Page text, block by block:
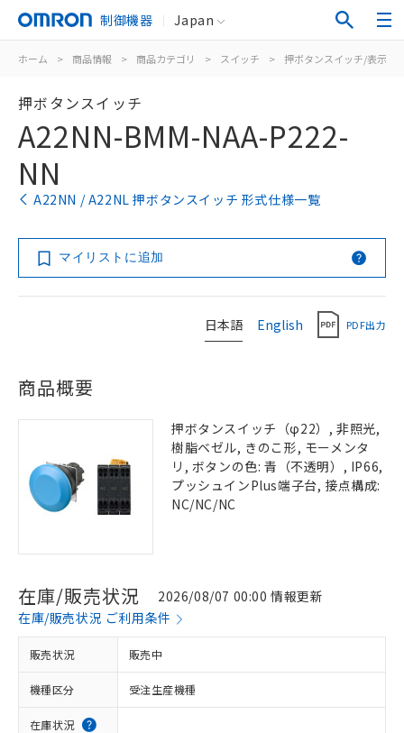
制御機器 Japan
ホーム > 商品情報 > 商品カテゴリ > スイッチ > 押ボタンスイッチ/表示灯
押ボタンスイッチ
A22NN-BMM-NAA-P222-
NN
A22NN / A22NL 押ボタンスイッチ 形式仕様一覧
マイリストに追加
日本語 English PDF出力
商品概要
押ボタンスイッチ（φ22）, 非照光,
樹脂ベゼル, きのこ形, モーメンタ
リ, ボタンの色: 青（不透明）, IP66,
プッシュインPlus端子台, 接点構成:
NC/NC/NC
在庫/販売状況
2026/08/07 00:00 情報更新
在庫/販売状況 ご利用条件
販売状況 販売中
機種区分 受注生産機種
在庫状況